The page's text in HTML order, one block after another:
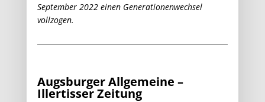
September 2022 einen Generationenwechsel
vollzogen.
Augsburger Allgemeine –
Illertisser Zeitung